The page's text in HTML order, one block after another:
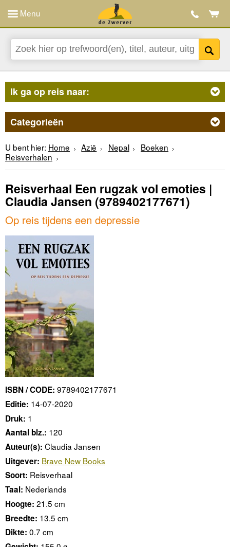
Menu
Ik ga op reis naar:
Categorieën
U bent hier: Home Azië Nepal
Boeken
Reisverhalen
Reisverhaal Een rugzak vol emoties |
Claudia Jansen (9789402177671)
Op reis tijdens een depressie
ISBN / CODE: 9789402177671
Editie: 14-07-2020
Druk: 1
Aantal blz.: 120
Auteur(s): Claudia Jansen
Uitgever: Brave New Books
Soort: Reisverhaal
Taal: Nederlands
Hoogte: 21.5 cm
Breedte: 13.5 cm
Dikte: 0.7 cm